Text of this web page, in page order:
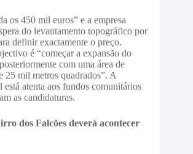
os 450 mil euros” e a empresa
do levantamento topográfico por
definir exactamente o preço.
é “começar a expansão do
com uma área de
25 mil metros quadrados”. A
está atenta aos fundos comunitários
as candidaturas.
dos Falcões deverá acontecer